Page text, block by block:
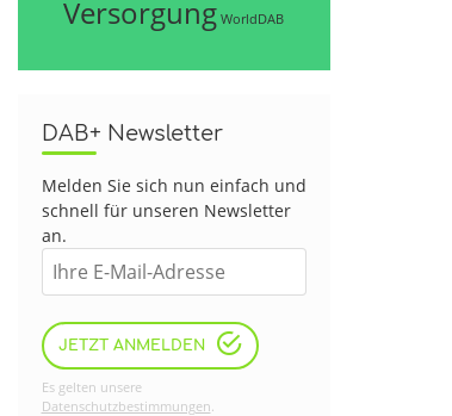
Versorgung WorldDAB
DAB+ Newsletter
Melden Sie sich nun einfach und
schnell für unseren Newsletter
an.
JETZT ANMELDEN
Es gelten unsere
Datenschutzbestimmungen